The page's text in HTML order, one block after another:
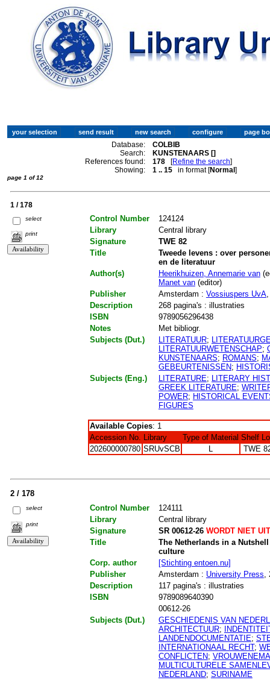
Database:
COLBIB
Search:
KUNSTENAARS []
References found:
178 [Refine the search]
Showing:
1 .. 15 in format [Normal]
page 1 of 12
1 / 178
select
print
Control Number
124124
Library
Central library
Signature
TWE 82
Title
Tweede levens : over
en de literatuur
Author(s)
Heerikhuizen, Annemarie van
Manet van(editor)
Publisher
Amsterdam : Vossiuspers UvA,
Description
268 pagina's : illustraties
ISBN
9789056296438
Notes
Met bibliogr.
Subjects (Dut.)
LITERATUUR;
LITERATUURWETENSCHAP;
KUNSTENAARS; ROMANS;
GEBEURTENISSEN;
Subjects (Eng.)
LITERATURE;
LITERARY
GREEK LITERATURE;
POWER; HISTORICAL
FIGURES
Available Copies: 1
Accession No.
Library Type of Material Shelf
202600000780 SRUvSCB TWE
2 / 178
select
print
Control Number
124111
Library
Central library
Signature
SR 00612-26WORDT NIET
Title
The Netherlands in a
culture
Corp. author
[Stichting entoen.nu]
Publisher
Amsterdam : University Press
Description
117 pagina's : illustraties
ISBN
9789089640390
00612-26
Subjects (Dut.)
GESCHIEDENIS VAN
ARCHITECTUUR;
LANDENDOCUMENTATIE;
INTERNATIONAAL RECHT;
CONFLICTEN;
MULTICULTURELE
NEDERLAND; SURINAME